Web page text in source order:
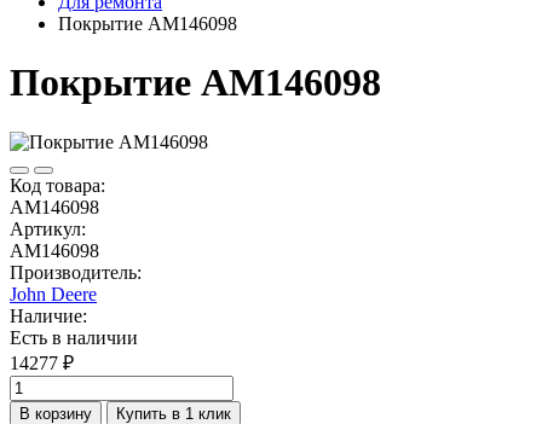
Покрытие AM146098
Покрытие AM146098
Код товара:
AM146098
Артикул:
AM146098
Производитель:
John Deere
Наличие:
Есть в наличии
14277 ₽
В корзину Купить в 1 клик